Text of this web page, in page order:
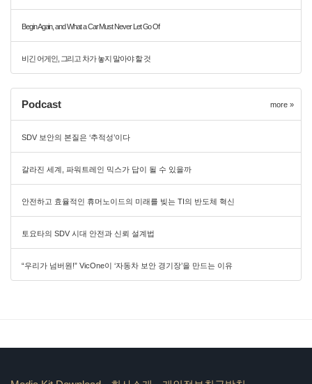
Begin Again, and What a Car Must Never Let Go Of
비긴 어게인, 그리고 차가 놓지 말아야 할 것
Podcast more »
SDV 보안의 본질은 ‘추적성’이다
갈라진 세계, 파워트레인 믹스가 답이 될 수 있을까
안전하고 효율적인 휴머노이드의 미래를 빚는 TI의 반도체 혁신
토요타의 SDV 시대 안전과 신뢰 설계법
“우리가 넘버원!” VicOne이 ‘자동차 보안 경기장’을 만드는 이유